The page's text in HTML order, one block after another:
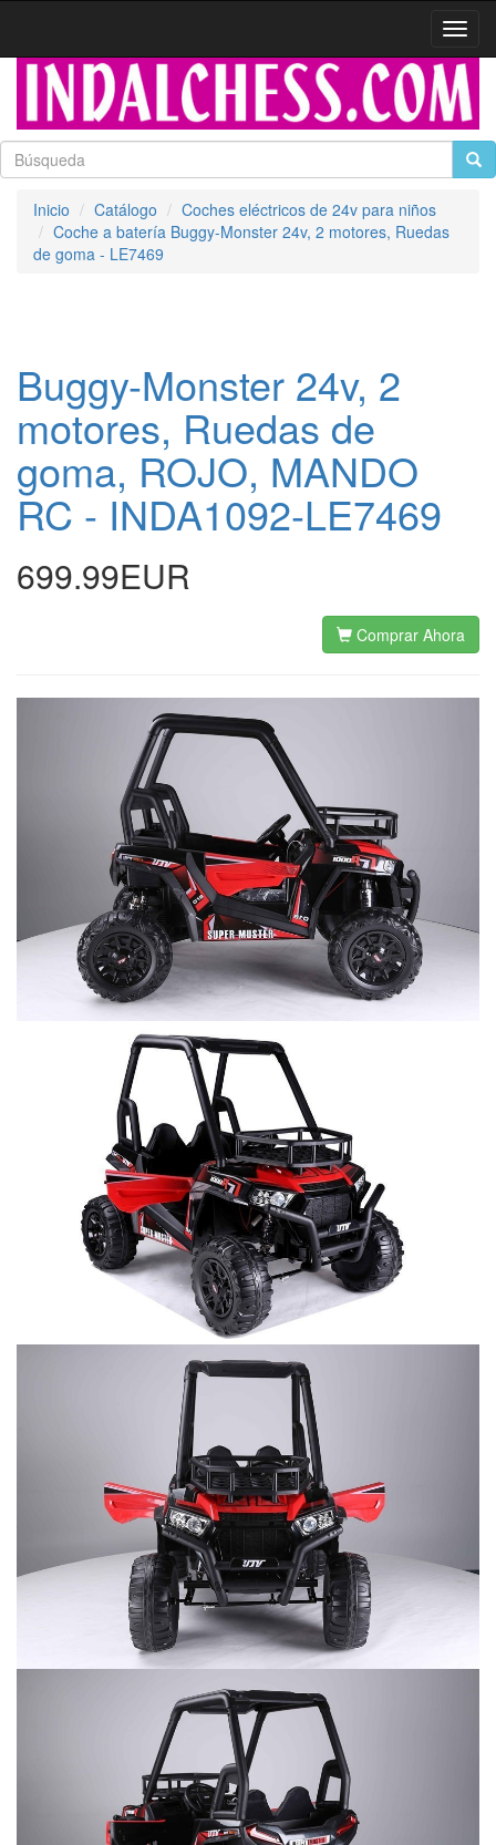
Inicio Catálogo
Coches eléctricos de 24v para niños
Coche a batería Buggy-Monster 24v, 2 motores, Ruedas
de goma - LE7469
Buggy-Monster 24v, 2
motores, Ruedas de
goma, ROJO, MANDO
RC - INDA1092-LE7469
699.99EUR
Comprar Ahora